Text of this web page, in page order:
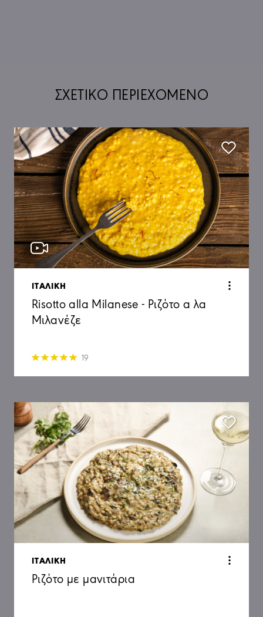
ΣΧΕΤΙΚΟ ΠΕΡΙΕΧΟΜΕΝΟ
ΙΤΑΛΙΚΗ
Risotto alla Milanese - Ριζότο α λα
Μιλανέζε
19
ΙΤΑΛΙΚΗ
Ριζότο με μανιτάρια